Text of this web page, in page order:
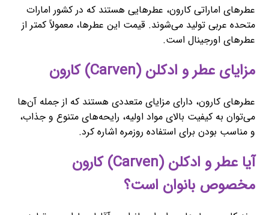
عطرهای اماراتی کارون، عطرهایی هستند که در کشور امارات
متحده عربی تولید می‌شوند. قیمت این عطرها، معمولاً کمتر از
عطرهای اورجینال است.
مزایای عطر و ادکلن (Carven) کارون
عطرهای کارون، دارای مزایای متعددی هستند که از جمله آن‌ها
می‌توان به کیفیت بالای مواد اولیه، رایحه‌های متنوع و جذاب،
و مناسب بودن برای استفاده روزمره اشاره کرد.
آیا عطر و ادکلن (Carven) کارون
مخصوص بانوان است؟